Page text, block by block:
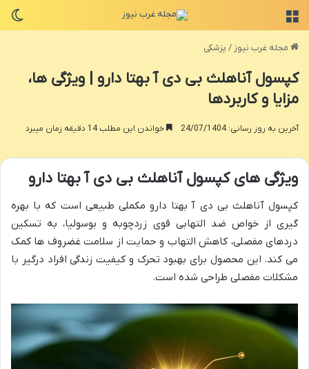
مجله غرب نیوز / پزشکی
کپسول آناهلث بی دی آ بهتا دارو | ویژگی ها،
مزایا و کاربردها
آخرین به روز رسانی: 24/07/1404 خواندن این مطلب 14 دقیقه زمان میبرد
ویژگی های کپسول آناهلث بی دی آ بهتا دارو
کپسول آناهلث بی دی آ بهتا دارو مکملی طبیعی است که با بهره
گیری از خواص ضد التهابی قوی زردچوبه و بوسولیا، به تسکین
دردهای مفصلی، کاهش التهاب و حمایت از سلامت غضروف ها کمک
می کند. این محصول برای بهبود تحرک و کیفیت زندگی افراد درگیر با
مشکلات مفصلی طراحی شده است.